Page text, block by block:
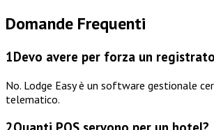
Domande Frequenti
1Devo avere per forza un
No. Lodge Easy è un software gestionale
telematico.